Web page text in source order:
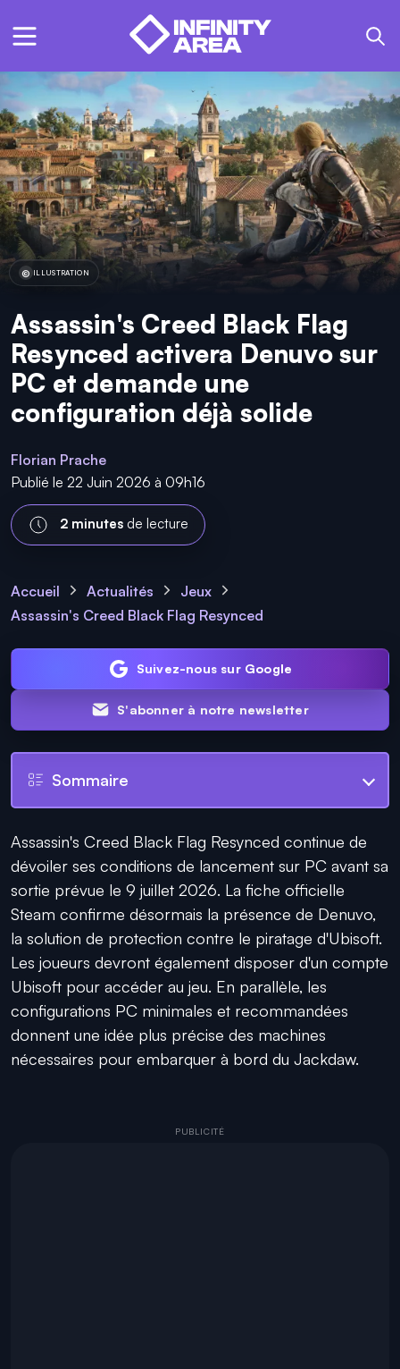
ILLUSTRATION
Assassin's Creed Black Flag
Resynced activera Denuvo sur
PC et demande une
configuration déjà solide
Florian Prache
Publié le 22 Juin 2026 à 09h16
2 minutes de lecture
Accueil Actualités
Jeux
Assassin's Creed Black Flag Resynced
Suivez-nous sur Google
S'abonner à notre newsletter
Sommaire
Assassin's Creed Black Flag Resynced continue de
dévoiler ses conditions de lancement sur PC avant sa
sortie prévue le 9 juillet 2026. La fiche officielle
Steam confirme désormais la présence de Denuvo,
la solution de protection contre le piratage d'Ubisoft.
Les joueurs devront également disposer d'un compte
Ubisoft pour accéder au jeu. En parallèle, les
configurations PC minimales et recommandées
donnent une idée plus précise des machines
nécessaires pour embarquer à bord du Jackdaw.